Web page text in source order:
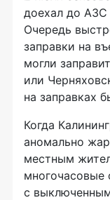
доехал до АЗС
Очередь
заправки на
могли
или
на заправках
Когда
аномально
местным
многочасовые
с